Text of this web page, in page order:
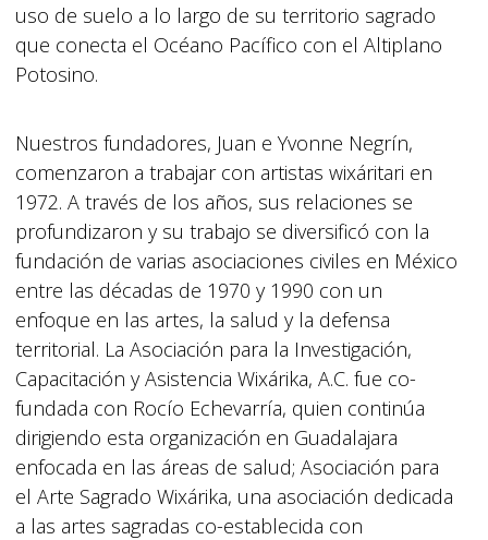
uso de suelo a lo largo de su territorio sagrado
que conecta el Océano Pacífico con el Altiplano
Potosino.
Nuestros fundadores, Juan e Yvonne Negrín,
comenzaron a trabajar con artistas wixáritari en
1972. A través de los años, sus relaciones se
profundizaron y su trabajo se diversificó con la
fundación de varias asociaciones civiles en México
entre las décadas de 1970 y 1990 con un
enfoque en las artes, la salud y la defensa
territorial. La Asociación para la Investigación,
Capacitación y Asistencia Wixárika, A.C. fue co-
fundada con Rocío Echevarría, quien continúa
dirigiendo esta organización en Guadalajara
enfocada en las áreas de salud; Asociación para
el Arte Sagrado Wixárika, una asociación dedicada
a las artes sagradas co-establecida con